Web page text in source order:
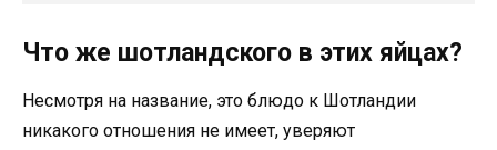
Что же шотландского в этих яйцах?
Несмотря на название, это блюдо к Шотландии
никакого отношения не имеет, уверяют